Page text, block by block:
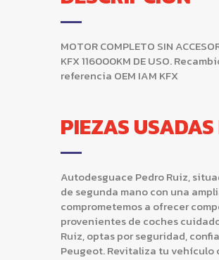
MOTOR COMPLETO SIN
KFX 116000KM DE USO.
referencia OEM IAM KFX
PIEZAS
Autodesguace Pedro Ruiz,
de segunda mano con una
comprometemos a ofrecer
provenientes de coches
Ruiz, optas por seguridad,
Peugeot. Revitaliza tu